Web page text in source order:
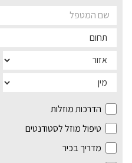
הדרכות מוזלות
טיפול מוזל לסטודנטים
מדריך בכיר